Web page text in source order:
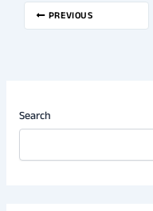
PREVIOUS
Search